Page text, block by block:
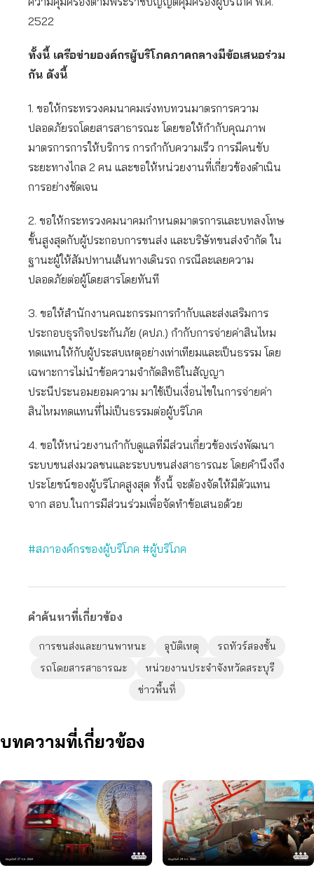
2522
ทั้งนี้ เครือข่ายองค์กรผู้บริโภคภาคกลางมีข้อเสนอร่วม
กัน ดังนี้
1. ขอให้กระทรวงคมนาคมเร่งทบทวนมาตรการความ
ปลอดภัยรถโดยสารสาธารณะ โดยขอให้กำกับคุณภาพ
มาตรการการให้บริการ การกำกับความเร็ว การมีคนขับ
ระยะทางไกล 2 คน และขอให้หน่วยงานที่เกี่ยวข้องดำเนิน
การอย่างชัดเจน
2. ขอให้กระทรวงคมนาคมกำหนดมาตรการและบทลงโทษ
ขั้นสูงสุดกับผู้ประกอบการขนส่ง และบริษัทขนส่งจำกัด ใน
ฐานะผู้ให้สัมปทานเส้นทางเดินรถ กรณีละเลยความ
ปลอดภัยต่อผู้โดยสารโดยทันที
3. ขอให้สำนักงานคณะกรรมการกำกับและส่งเสริมการ
ประกอบธุรกิจประกันภัย (คปภ.) กำกับการจ่ายค่าสินไหม
ทดแทนให้กับผู้ประสบเหตุอย่างเท่าเทียมและเป็นธรรม โดย
เฉพาะการไม่นำข้อความจำกัดสิทธิในสัญญา
ประนีประนอมยอมความ มาใช้เป็นเงื่อนไขในการจ่ายค่า
สินไหมทดแทนที่ไม่เป็นธรรมต่อผู้บริโภค
4. ขอให้หน่วยงานกำกับดูแลที่มีส่วนเกี่ยวข้องเร่งพัฒนา
ระบบขนส่งมวลชนและระบบขนส่งสาธารณะ โดยคำนึงถึง
ประโยชน์ของผู้บริโภคสูงสุด ทั้งนี้ จะต้องจัดให้มีตัวแทน
จาก สอบ.ในการมีส่วนร่วมเพื่อจัดทำข้อเสนอด้วย
#สภาองค์กรของผู้บริโภค #ผู้บริโภค
คำค้นหาที่เกี่ยวข้อง
การขนส่งและยานพาหนะ อุบัติเหตุ
รถทัวร์สองชั้น
รถโดยสารสาธารณะ
หน่วยงานประจำจังหวัดสระบุรี
ข่าวพื้นที่
บทความที่เกี่ยวข้อง